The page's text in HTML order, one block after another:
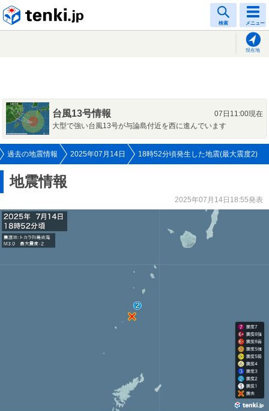
検索 メニュー
現在地
台風13号情報
07日11:00現在
大型で強い台風13号が与論島付近を西に進んでいます
過去の地震情報 2025年07月14日 18時52分頃発生した地震(最大震度2)
地震情報
2025年07月14日18:55発表